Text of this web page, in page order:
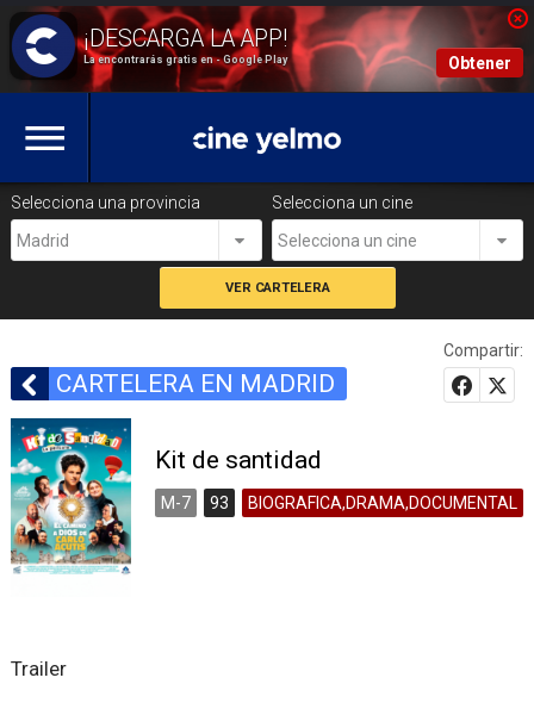
La encontrarás gratis en - Google Play Obtener
Selecciona una provincia
Madrid
Selecciona un cine
Selecciona un cine
CARTELERA EN MADRID
Compartir:
Kit de santidad
M-7 93 BIOGRAFICA,DRAMA,DOCUMENTAL
Trailer